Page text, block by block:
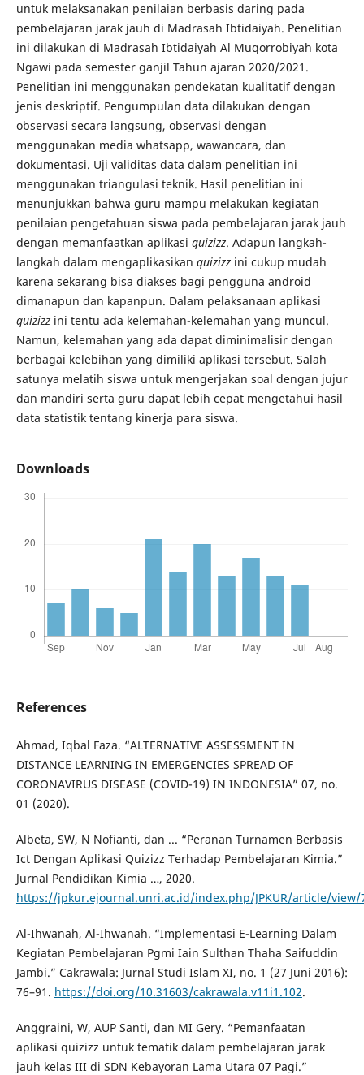
untuk melaksanakan penilaian berbasis daring pada
pembelajaran jarak jauh di Madrasah Ibtidaiyah. Penelitian
ini dilakukan di Madrasah Ibtidaiyah Al Muqorrobiyah kota
Ngawi pada semester ganjil Tahun ajaran 2020/2021.
Penelitian ini menggunakan pendekatan kualitatif dengan
jenis deskriptif. Pengumpulan data dilakukan dengan
observasi secara langsung, observasi dengan
menggunakan media whatsapp, wawancara, dan
dokumentasi. Uji validitas data dalam penelitian ini
menggunakan triangulasi teknik. Hasil penelitian ini
menunjukkan bahwa guru mampu melakukan kegiatan
penilaian pengetahuan siswa pada pembelajaran jarak jauh
dengan memanfaatkan aplikasi quizizz. Adapun langkah-
langkah dalam mengaplikasikan quizizzini cukup mudah
karena sekarang bisa diakses bagi pengguna android
dimanapun dan kapanpun. Dalam pelaksanaan aplikasi
quizizz ini tentu ada kelemahan-kelemahan yang muncul.
Namun, kelemahan yang ada dapat diminimalisir dengan
berbagai kelebihan yang dimiliki aplikasi tersebut. Salah
satunya melatih siswa untuk mengerjakan soal dengan jujur
dan mandiri serta guru dapat lebih cepat mengetahui hasil
data statistik tentang kinerja para siswa.
Downloads
References
Ahmad, Iqbal Faza. “ALTERNATIVE ASSESSMENT IN
DISTANCE LEARNING IN EMERGENCIES SPREAD OF
CORONAVIRUS DISEASE (COVID-19) IN INDONESIA” 07, no.
01 (2020).
Albeta, SW, N Nofianti, dan ... “Peranan Turnamen Berbasis
Ict Dengan Aplikasi Quizizz Terhadap Pembelajaran Kimia.”
Jurnal Pendidikan Kimia …, 2020.
https://jpkur.ejournal.unri.ac.id/index.php/JPKUR/article/view/
Al-Ihwanah, Al-Ihwanah. “Implementasi E-Learning Dalam
Kegiatan Pembelajaran Pgmi Iain Sulthan Thaha Saifuddin
Jambi.” Cakrawala: Jurnal Studi Islam XI, no. 1 (27 Juni 2016):
76–91. https://doi.org/10.31603/cakrawala.v11i1.102.
Anggraini, W, AUP Santi, dan MI Gery. “Pemanfaatan
aplikasi quizizz untuk tematik dalam pembelajaran jarak
jauh kelas III di SDN Kebayoran Lama Utara 07 Pagi.”